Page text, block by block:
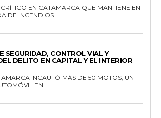
EN CATAMARCA QUE MANTIENE EN
DE INCENDIOS...
SEGURIDAD, CONTROL VIAL Y
DELITO EN CAPITAL Y EL INTERIOR
INCAUTÓ MÁS DE 50 MOTOS, UN
EN...